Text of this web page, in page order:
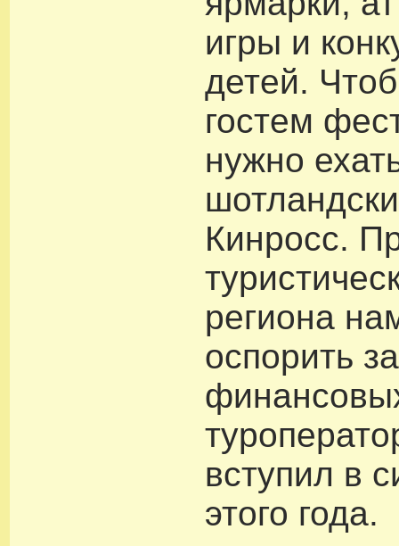
игры и
детей.
гостем
нужно
Кинросс.
региона
оспорить
вступил в
этого года.